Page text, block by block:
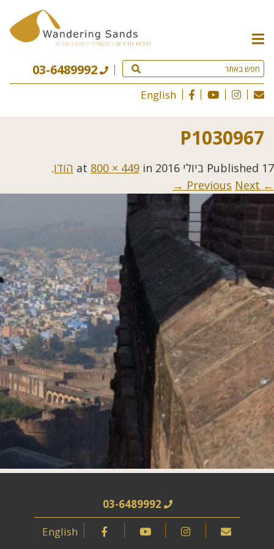
תפריט
האתר
03-6489992
English
P1030967
Published 17 ביולי 2016 800 × 449 in הודו.
← Previous
Next →
03-6489992
English